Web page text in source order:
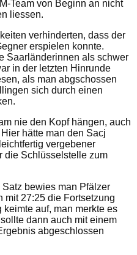
Team von Beginn an nicht
liessen.
verhinderten, dass der
erspielen konnte.
Saarländerinnen als schwer
in der letzten Hinrunde
als man abgschossen
sich durch einen
nie den Kopf hängen, auch
hätte man den Sacj
vergebener
die Schlüsselstelle zum
Satz bewies man Pfälzer
mit 27:25 die Fortsetzung
auf, man merkte es
dann auch mit einem
abgeschlossen